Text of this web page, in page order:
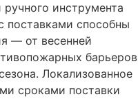
инструмента
поставками способны
— от весенней
барьеров
Локализованное
сроками поставки